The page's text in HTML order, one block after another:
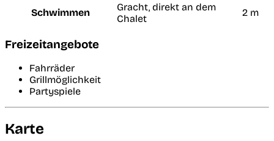
Schwimmen
Gracht, direkt an dem
Chalet
2 m
Freizeitangebote
Fahrräder
Grillmöglichkeit
Partyspiele
Karte